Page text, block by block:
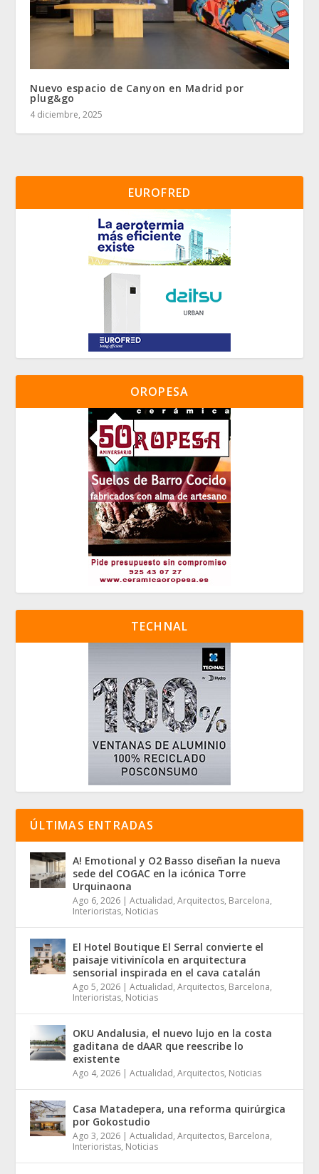
Nuevo espacio de Canyon en Madrid por
plug&go
4 diciembre, 2025
EUROFRED
OROPESA
TECHNAL
ÚLTIMAS ENTRADAS
A! Emotional y O2 Basso diseñan la nueva
sede del COGAC en la icónica Torre
Urquinaona
Ago 6, 2026 |Actualidad,Arquitectos, Barcelona,
Interioristas, Noticias
El Hotel Boutique El Serral convierte el
paisaje vitivinícola en arquitectura
sensorial inspirada en el cava catalán
Ago 5, 2026 |Actualidad,Arquitectos, Barcelona,
Interioristas, Noticias
OKU Andalusia, el nuevo lujo en la costa
gaditana de dAAR que reescribe lo
existente
Ago 4, 2026 |Actualidad,Arquitectos, Noticias
Casa Matadepera, una reforma quirúrgica
por Gokostudio
Ago 3, 2026 |Actualidad,Arquitectos, Barcelona,
Interioristas, Noticias